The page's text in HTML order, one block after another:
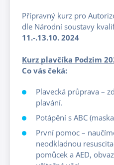
Přípravný kurz pro
dle Národní soustavy
11.-.13.10. 2024
Kurz plavčíka Podzim
Co vás čeká:
Plavecká průprava –
plavání.
Potápění s ABC
První pomoc –
neodkladnou
pomůcek a AED,